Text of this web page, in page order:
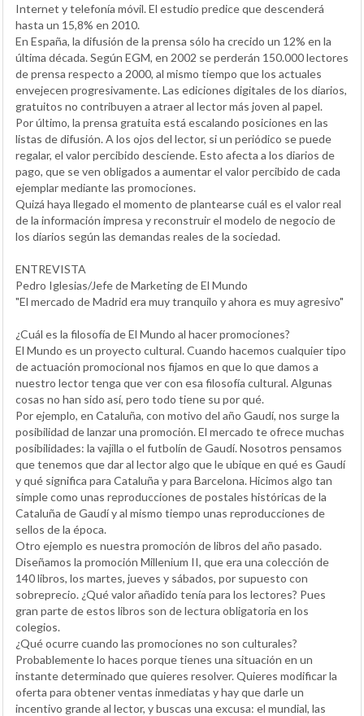
Internet y telefonía móvil. El estudio predice que descenderá
hasta un 15,8% en 2010.
En España, la difusión de la prensa sólo ha crecido un 12% en la
última década. Según EGM, en 2002 se perderán 150.000 lectores
de prensa respecto a 2000, al mismo tiempo que los actuales
envejecen progresivamente. Las ediciones digitales de los diarios,
gratuitos no contribuyen a atraer al lector más joven al papel.
Por último, la prensa gratuita está escalando posiciones en las
listas de difusión. A los ojos del lector, si un periódico se puede
regalar, el valor percibido desciende. Esto afecta a los diarios de
pago, que se ven obligados a aumentar el valor percibido de cada
ejemplar mediante las promociones.
Quizá haya llegado el momento de plantearse cuál es el valor real
de la información impresa y reconstruir el modelo de negocio de
los diarios según las demandas reales de la sociedad.
ENTREVISTA
Pedro Iglesias/Jefe de Marketing de El Mundo
"El mercado de Madrid era muy tranquilo y ahora es muy agresivo"
¿Cuál es la filosofía de El Mundo al hacer promociones?
El Mundo es un proyecto cultural. Cuando hacemos cualquier tipo
de actuación promocional nos fijamos en que lo que damos a
nuestro lector tenga que ver con esa filosofía cultural. Algunas
cosas no han sido así, pero todo tiene su por qué.
Por ejemplo, en Cataluña, con motivo del año Gaudí, nos surge la
posibilidad de lanzar una promoción. El mercado te ofrece muchas
posibilidades: la vajilla o el futbolín de Gaudí. Nosotros pensamos
que tenemos que dar al lector algo que le ubique en qué es Gaudí
y qué significa para Cataluña y para Barcelona. Hicimos algo tan
simple como unas reproducciones de postales históricas de la
Cataluña de Gaudí y al mismo tiempo unas reproducciones de
sellos de la época.
Otro ejemplo es nuestra promoción de libros del año pasado.
Diseñamos la promoción Millenium II, que era una colección de
140 libros, los martes, jueves y sábados, por supuesto con
sobreprecio. ¿Qué valor añadido tenía para los lectores? Pues
gran parte de estos libros son de lectura obligatoria en los
colegios.
¿Qué ocurre cuando las promociones no son culturales?
Probablemente lo haces porque tienes una situación en un
instante determinado que quieres resolver. Quieres modificar la
oferta para obtener ventas inmediatas y hay que darle un
incentivo grande al lector, y buscas una excusa: el mundial, las